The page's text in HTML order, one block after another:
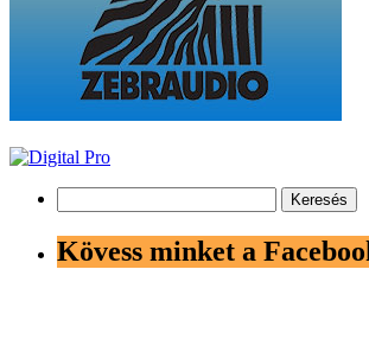
Kövess minket a